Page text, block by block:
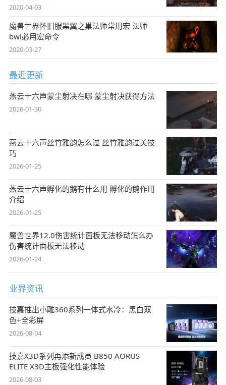
2020-04-03
魔兽世界怀旧服黑翼之巢法师常用宏 法师
bwl必用宏命令
2020-03-27
最近更新
燕云十六声蒙尘射决在哪 蒙尘射决获得方法
2026-01-30
燕云十六声丝竹雅韵怎么过 丝竹雅韵过关技
巧
2026-01-25
燕云十六声孵化的鹅有什么用 孵化的鹅作用
介绍
2026-01-25
魔兽世界12.0伤害统计面板无法移动怎么办
伤害统计面板无法移动
2026-01-24
业界资讯
技嘉推出小雕360系列一体式水冷：黑白双
色+全彩屏
2026-08-04
技嘉X3D系列再添新成员 B850 AORUS
ELITE X3D主板强化性能体验
2026-08-03